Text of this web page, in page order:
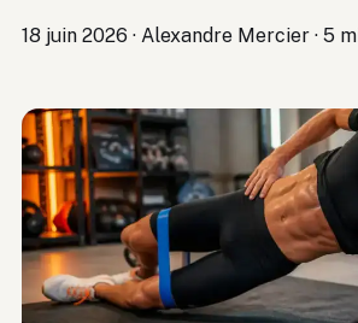
18 juin 2026 · Alexandre Mercier · 5